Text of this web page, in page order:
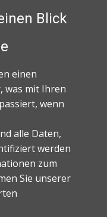
Blick
einen
was mit Ihren
wenn
alle Daten,
werden
zum
Sie unserer